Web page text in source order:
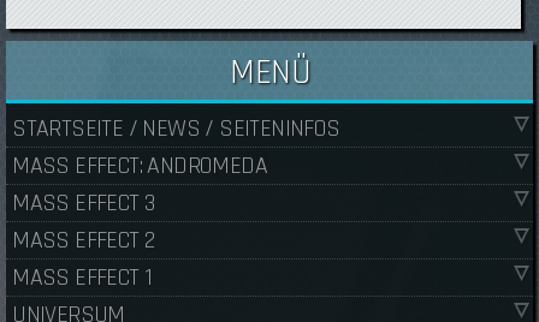
MENÜ
STARTSEITE / NEWS / SEITENINFOS
MASS EFFECT: ANDROMEDA
MASS EFFECT 3
MASS EFFECT 2
MASS EFFECT 1
UNIVERSUM